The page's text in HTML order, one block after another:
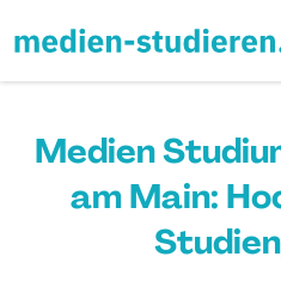
Medien
am Main: